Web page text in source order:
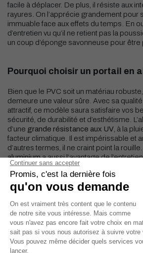
facile à déplacer. De plus, il résiste aux
rayures. On l’apprécie grandement pour
immuable face aux effets du temps. En
d’entretien vu qu’il ne retient pas la
un coup d’éponge savonneuse pour être
Pourquoi choisir un portail en
Bien que le PVC soit un matériau
demeure une valeur sûre. Avec sa
attractif, ce modèle saura satisfaire vos
sécurité, de durabilité et d’esthétisme.
d’une grande résistance aux UV , à la
facteur climatique. Il est impérissable et
d’autres termes, il ne craint point la rouille.
aluminiuma aussi l’avantage de
l’eau clair et du savon et il retrouve son
Chez BLAVAIT Menuiseries, nous
desmenuiseries en alu , mais aussi des
style fer forgé . Nous vous proposons
modèles aux motifs artistiques, alliant le
et la durabilité de l’aluminium. Donnez
entrées avec nosportails style